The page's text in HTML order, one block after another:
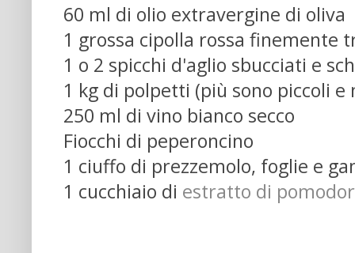
60 ml di olio extravergine di oliva
1 grossa cipolla rossa finemente
1 o 2 spicchi d'aglio sbucciati e
1 kg di polpetti (più sono piccoli e
250 ml di vino bianco secco
Fiocchi di peperoncino
1 ciuffo di prezzemolo, foglie e
1 cucchiaio di estratto di